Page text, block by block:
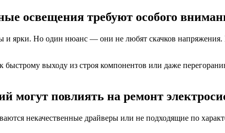
освещения требуют особого
ярки. Но один нюанс — они не любят скачков напряжения.
выходу из строя компонентов или даже
могут повлиять на ремонт
некачественные драйверы или не подходящие по